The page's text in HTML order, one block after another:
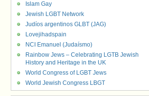
Islam Gay
Jewish LGBT Network
Judíos argentinos GLBT (JAG)
Lovejihadspain
NCI Emanuel (Judaísmo)
Rainbow Jews – Celebrating LGTB Jewish
History and Heritage in the UK
World Congress of LGBT Jews
World Jewish Congress LBGT